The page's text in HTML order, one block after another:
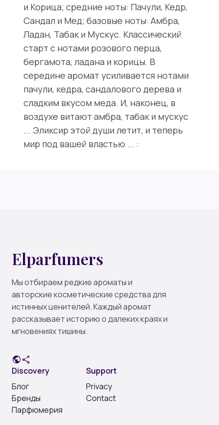
и Корица; средние ноты: Пачули, Кедр,
Сандал и Мед; базовые ноты: Амбра,
Ладан, Табак и Мускус. Классический
старт с нотами розового перца,
бергамота, ладана и корицы. В
середине аромат усиливается нотами
пачули, кедра, сандалового дерева и
сладким вкусом меда. И, наконец, в
воздухе витают амбра, табак и мускус
... Эликсир этой души летит, и теперь
мир под вашей властью ... :
Elparfumers
Мы отбираем редкие ароматы и
авторские косметические средства для
истинных ценителей. Каждый аромат
рассказывает историю о далеких краях и
мгновениях тишины.
publicshare
Discovery
Блог
Бренды
Парфюмерия
Support
Privacy
Contact